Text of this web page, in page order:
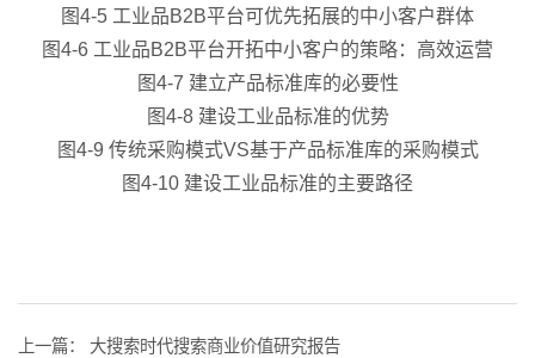
图4-5 工业品B2B平台可优先拓展的中小客户群体
图4-6 工业品B2B平台开拓中小客户的策略：高效运营
图4-7 建立产品标准库的必要性
图4-8 建设工业品标准的优势
图4-9 传统采购模式VS基于产品标准库的采购模式
图4-10 建设工业品标准的主要路径
上一篇：
大搜索时代搜索商业价值研究报告